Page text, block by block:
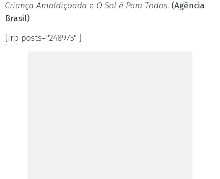
Criança Amaldiçoada e O Sol é Para Todos. (Agência
Brasil)
[irp posts="248975" ]